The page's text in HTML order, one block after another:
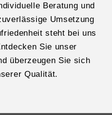
Beratung und
Umsetzung
steht bei uns
Sie unser
überzeugen Sie sich
Qualität.